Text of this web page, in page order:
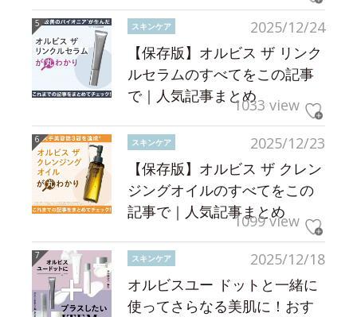
2025/12/24
スキンケア
【保存版】オルビス ザ リンク
ルセラムのすべてをこの記事
で｜人気記事まとめ1033 view
2025/12/23
スキンケア
【保存版】オルビス ザ クレン
ジングオイルのすべてをこの
記事で｜人気記事まとめ
1099 view
2025/12/18
スキンケア
オルビスユー ドットと一緒に
使ってさらなる美肌に！おす